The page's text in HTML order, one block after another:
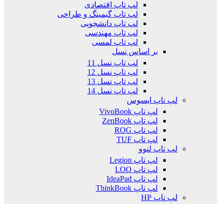
لپ تاپ اقتصادی
لپ تاپ گیمینگ و طراحی
لپ تاپ دانشجویی
لپ تاپ مهندسی
لپ تاپ لمسی
بر اساس نسل
لپ تاپ نسل 11
لپ تاپ نسل 12
لپ تاپ نسل 13
لپ تاپ نسل 14
لپ تاپ ایسوس
لپ تاپ VivoBook
لپ تاپ ZenBook
لپ تاپ ROG
لپ تاپ TUF
لپ تاپ لنوو
لپ تاپ Legion
لپ تاپ LOQ
لپ تاپ IdeaPad
لپ تاپ ThinkBook
لپ تاپ HP